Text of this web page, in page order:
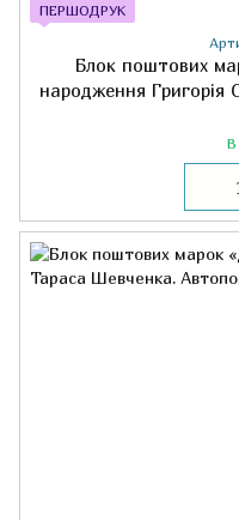
ПЕРШОДРУК
Блок поштових
народження Григорія
В